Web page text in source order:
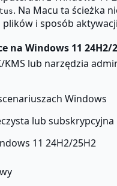
. Na Macu ta ścieżka
i sposób
na Windows 11 24H2/
lub narzędzia
Windows
lub subskrypcyjna
11 24H2/25H2